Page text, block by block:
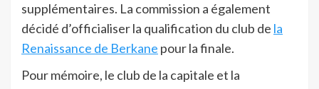
supplémentaires. La commission a également
décidé d’officialiser la qualification du club de la
Renaissance de Berkane pour la finale.
Pour mémoire, le club de la capitale et la